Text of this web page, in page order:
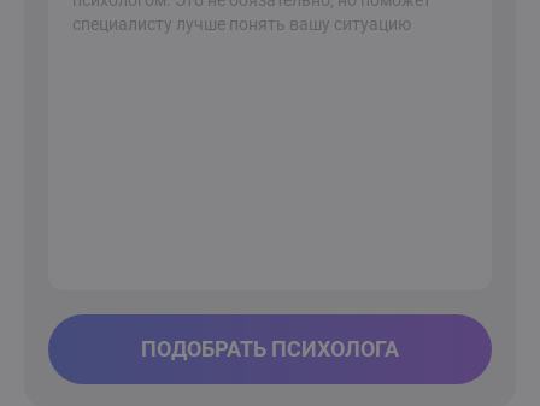
ПОДОБРАТЬ ПСИХОЛОГА